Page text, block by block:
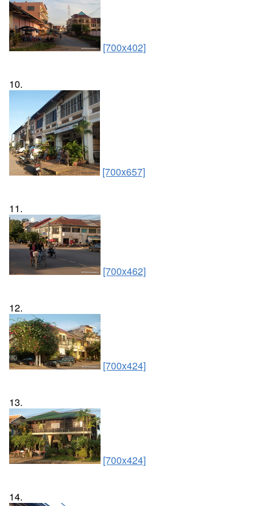
[700x402]
10.
[700x657]
11.
[700x462]
12.
[700x424]
13.
[700x424]
14.